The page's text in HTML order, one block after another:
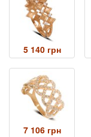
5 140 грн
7 106 грн